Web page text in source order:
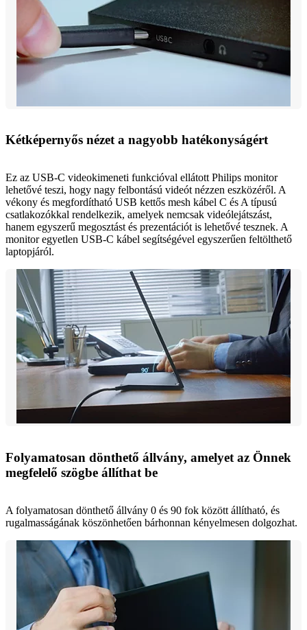
Kétképernyős nézet a nagyobb hatékonyságért
Ez az USB-C videokimeneti funkcióval ellátott Philips monitor
lehetővé teszi, hogy nagy felbontású videót nézzen eszközéről. A
vékony és megfordítható USB kettős mesh kábel C és A típusú
csatlakozókkal rendelkezik, amelyek nemcsak videólejátszást,
hanem egyszerű megosztást és prezentációt is lehetővé tesznek. A
monitor egyetlen USB-C kábel segítségével egyszerűen feltölthető
laptopjáról.
Folyamatosan dönthető állvány, amelyet az Önnek
megfelelő szögbe állíthat be
A folyamatosan dönthető állvány 0 és 90 fok között állítható, és
rugalmasságának köszönhetően bárhonnan kényelmesen dolgozhat.